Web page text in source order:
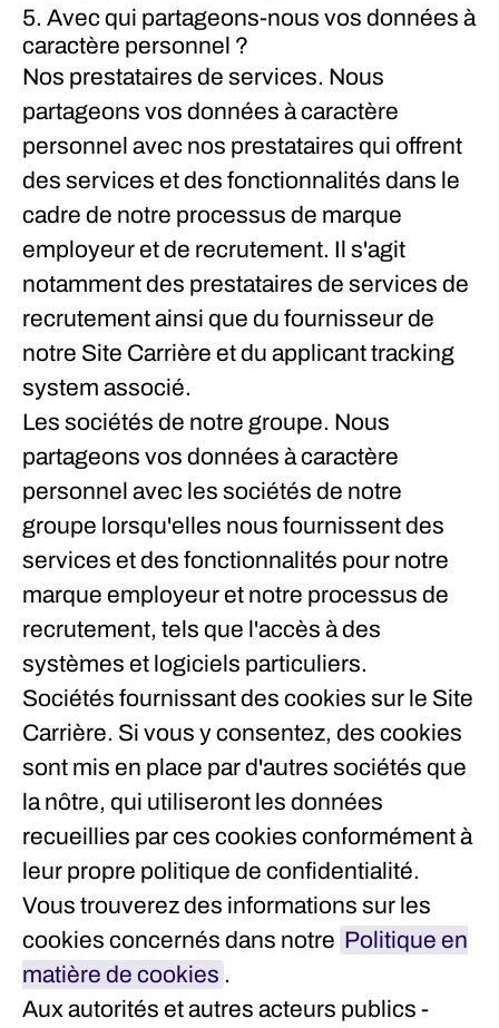
5. Avec qui partageons-nous vos données à
caractère personnel ?
Nos prestataires de services. Nous
partageons vos données à caractère
personnel avec nos prestataires qui offrent
des services et des fonctionnalités dans le
cadre de notre processus de marque
employeur et de recrutement. Il s'agit
notamment des prestataires de services de
recrutement ainsi que du fournisseur de
notre Site Carrière et du applicant tracking
system associé.
Les sociétés de notre groupe. Nous
partageons vos données à caractère
personnel avec les sociétés de notre
groupe lorsqu'elles nous fournissent des
services et des fonctionnalités pour notre
marque employeur et notre processus de
recrutement, tels que l'accès à des
systèmes et logiciels particuliers.
Sociétés fournissant des cookies sur le Site
Carrière. Si vous y consentez, des cookies
sont mis en place par d'autres sociétés que
la nôtre, qui utiliseront les données
recueillies par ces cookies conformément à
leur propre politique de confidentialité.
Vous trouverez des informations sur les
cookies concernés dans notre Politique en
matière de cookies .
Aux autorités et autres acteurs publics -